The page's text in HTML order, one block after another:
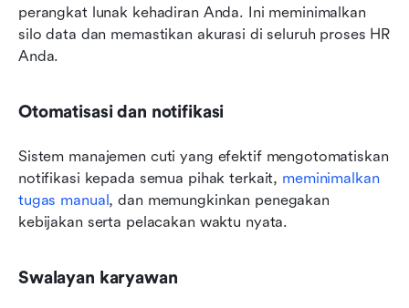
perangkat lunak kehadiran Anda. Ini meminimalkan
silo data dan memastikan akurasi di seluruh proses HR
Anda.
Otomatisasi dan notifikasi
Sistem manajemen cuti yang efektif mengotomatiskan
notifikasi kepada semua pihak terkait, meminimalkan
tugas manual, dan memungkinkan penegakan
kebijakan serta pelacakan waktu nyata.
Swalayan karyawan